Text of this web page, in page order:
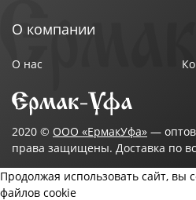
О компании
О нас
2020 © ООО «ЕрмакУфа» —
права защищены. Доставка по
Продолжая использовать сайт, вы
файлов cookie